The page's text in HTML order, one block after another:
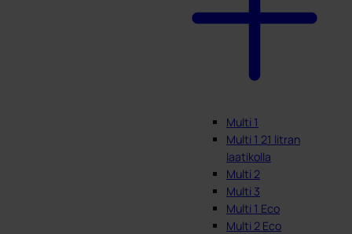
Multi 1
Multi 1 21 litran
laatikolla
Multi 2
Multi 3
Multi 1 Eco
Multi 2 Eco